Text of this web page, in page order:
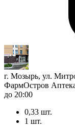
г. Мозырь, ул.
ФармОстров
до 20:00
0,33 шт.
1 шт.